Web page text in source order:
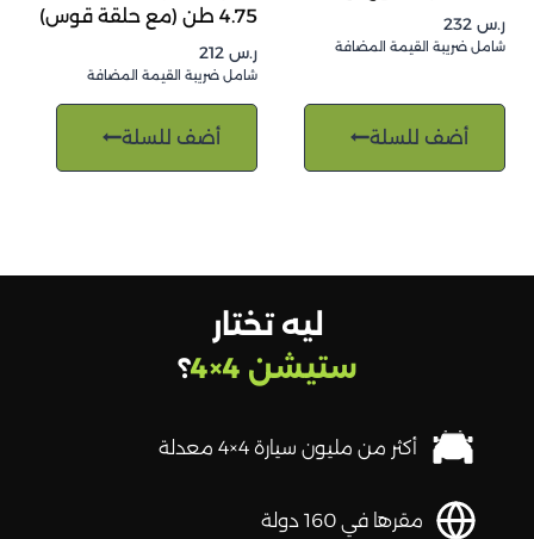
ر.س
شامل ضريبة القيمة المضافة
أضف للسلة
4.75 طن (مع حلقة قوس)
ر.س
شامل ضريبة القيمة المضافة
أضف للسلة
ليه تختار
ستيشن 4×4
؟
أكثر من مليون سيارة 4×4 معدلة
مقرها في 160 دولة